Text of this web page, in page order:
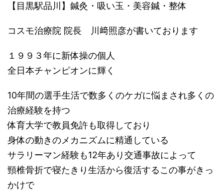
【目黒駅品川】鍼灸・吸い玉・美容鍼・整体
コスモ治療院 院長 川﨑照彦が書いております
１９９３年に新体操の個人
全日本チャンピオンに輝く
10年間の選手生活で数多くのケガに悩まされ多くの
治療経験を持つ
体育大学で教員免許も取得しており
身体の動きのメカニズムに精通している
サラリーマン経験も12年あり交通事故によって
頸椎骨折で寝たきり生活から復活するこの事がきっ
かけで